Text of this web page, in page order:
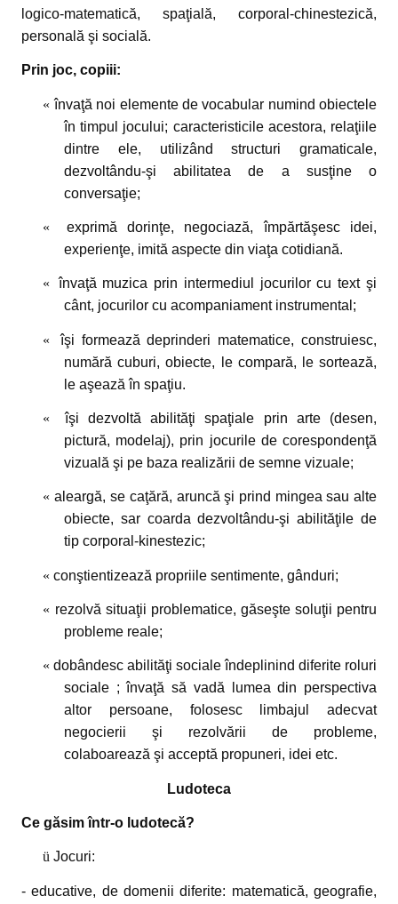
logico-matematică, spaţială, corporal-chinestezică,
personală şi socială.
Prin joc, copiii: 
« învaţă noi elemente de vocabular numind obiectele
în timpul jocului; caracteristicile acestora, relaţiile
dintre ele, utilizând structuri gramaticale,
dezvoltându-şi abilitatea de a susţine o
conversaţie;
«
exprimă dorinţe, negociază, împărtăşesc idei,
experienţe, imită aspecte din viaţa cotidiană. 
«
învaţă muzica prin intermediul jocurilor cu text şi
cânt, jocurilor cu acompaniament instrumental; 
«
îşi formează deprinderi matematice, construiesc,
numără cuburi, obiecte, le compară, le sortează,
le aşează în spaţiu. 
«
îşi dezvoltă abilităţi spaţiale prin arte (desen,
pictură, modelaj), prin jocurile de corespondenţă
vizuală şi pe baza realizării de semne vizuale; 
« aleargă, se caţără, aruncă şi prind mingea sau alte
obiecte, sar coarda dezvoltându-şi abilităţile de
tip corporal-kinestezic; 
« conştientizează propriile sentimente, gânduri; 
« rezolvă situaţii problematice, găseşte soluţii pentru
probleme reale; 
« dobândesc abilităţi sociale îndeplinind diferite roluri
sociale ; învaţă să vadă lumea din perspectiva
altor persoane, folosesc limbajul adecvat
negocierii şi rezolvării de probleme,
colaboarează şi acceptă propuneri, idei etc.
Ludoteca
Ce găsim într-o ludotecă?
ü Jocuri:
- educative, de domenii diferite: matematică, geografie,